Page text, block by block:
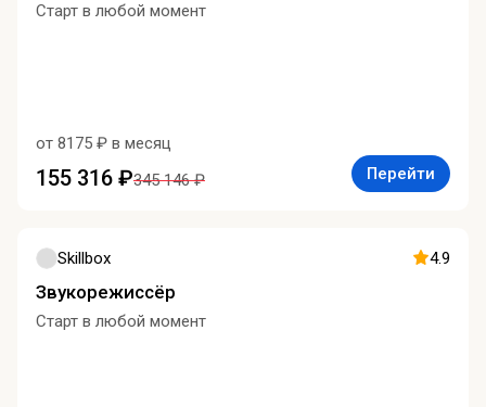
Старт в любой момент
от 8175 ₽ в месяц
155 316 ₽345 146 ₽ Перейти
Skillbox 4.9
Звукорежиссёр
Старт в любой момент